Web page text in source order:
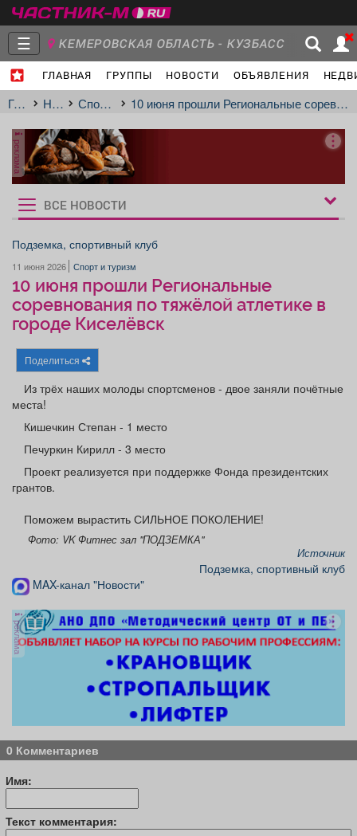
☰ КЕМЕРОВСКАЯ ОБЛАСТЬ - КУЗБАСС
ГЛАВНАЯ ГРУППЫ НОВОСТИ ОБЪЯВЛЕНИЯ
Главная
Группы
Объявления Недвижимость Услуги
Транспорт
Афиша
Товары Поздравления
ТВ программа Я - пенсионер
ГлавнаяНовостиСпорт и туризм 10 июня прошли Региональные соревнования по тяжёлой атлетике в городе Киселёвск
реклама
Рукбрики
новостей
ВСЕ НОВОСТИ
Подземка, спортивный клуб
11 июня 2026 Спорт и туризм
10 июня прошли Региональные
соревнования по тяжёлой атлетике в
городе Киселёвск
Поделиться
Из трёх наших молоды спортсменов - двое заняли почётные
места!
Кишечкин Степан - 1 место
Печуркин Кирилл - 3 место
Проект реализуется при поддержке Фонда президентских
грантов.
Поможем вырастить СИЛЬНОЕ ПОКОЛЕНИЕ!
Фото: VK Фитнес зал "ПОДЗЕМКА"
Источник
Подземка, спортивный клуб
MAX-канал "Новости"
реклама
0 Комментариев
Имя:
Текст комментария: